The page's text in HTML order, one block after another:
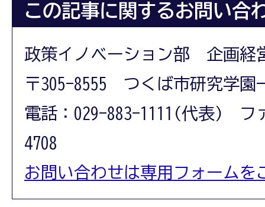
この記事に関するお問い合
政策イノベーション部 企画経
〒305-8555 つくば市研究学園
電話：029-883-1111(代表) フ
4708
お問い合わせは専用フォームを